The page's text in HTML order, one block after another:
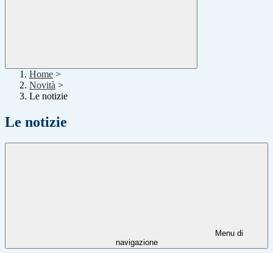
Home >
Novità >
Le notizie
Le notizie
Menu di
navigazione